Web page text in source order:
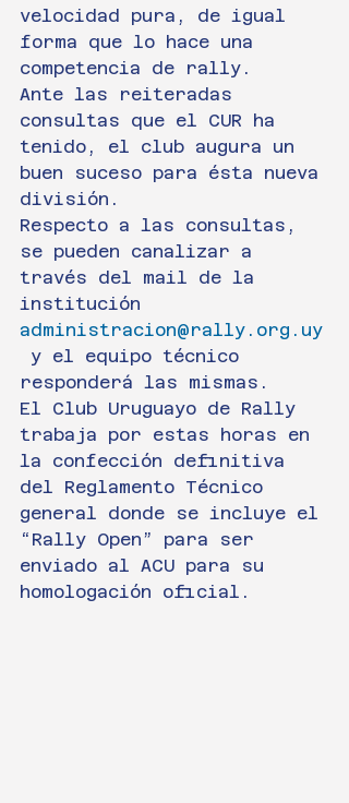
velocidad pura, de igual
forma que lo hace una
competencia de rally.
Ante las reiteradas
consultas que el CUR ha
tenido, el club augura un
buen suceso para ésta nueva
división.
Respecto a las consultas,
se pueden canalizar a
través del mail de la
institución
administracion@rally.org.uy
y el equipo técnico
responderá las mismas.
El Club Uruguayo de Rally
trabaja por estas horas en
la confección definitiva
del Reglamento Técnico
general donde se incluye el
“Rally Open” para ser
enviado al ACU para su
homologación oficial.